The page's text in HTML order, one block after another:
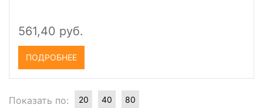
561,40 руб.
ПОДРОБНЕЕ
Показать по: 20 40 80